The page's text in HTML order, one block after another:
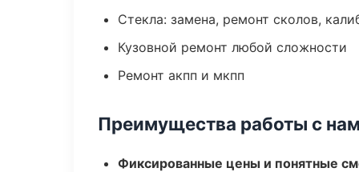
Стекла: замена, ремонт сколов,
Кузовной ремонт любой сложности
Ремонт акпп и мкпп
Преимущества работы с
Фиксированные цены и понятные